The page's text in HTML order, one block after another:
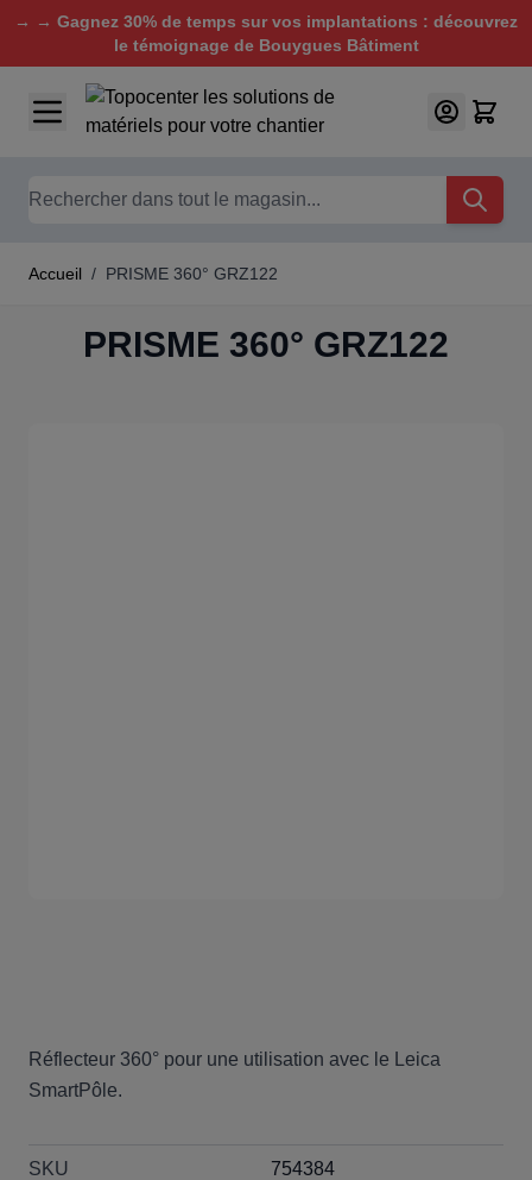
→ → Gagnez 30% de temps sur vos implantations : découvrez
le témoignage de Bouygues Bâtiment
Aller au contenu
Chercher
Accueil / PRISME 360° GRZ122
PRISME 360° GRZ122
Réflecteur 360° pour une utilisation avec le Leica
SmartPôle.
SKU 754384